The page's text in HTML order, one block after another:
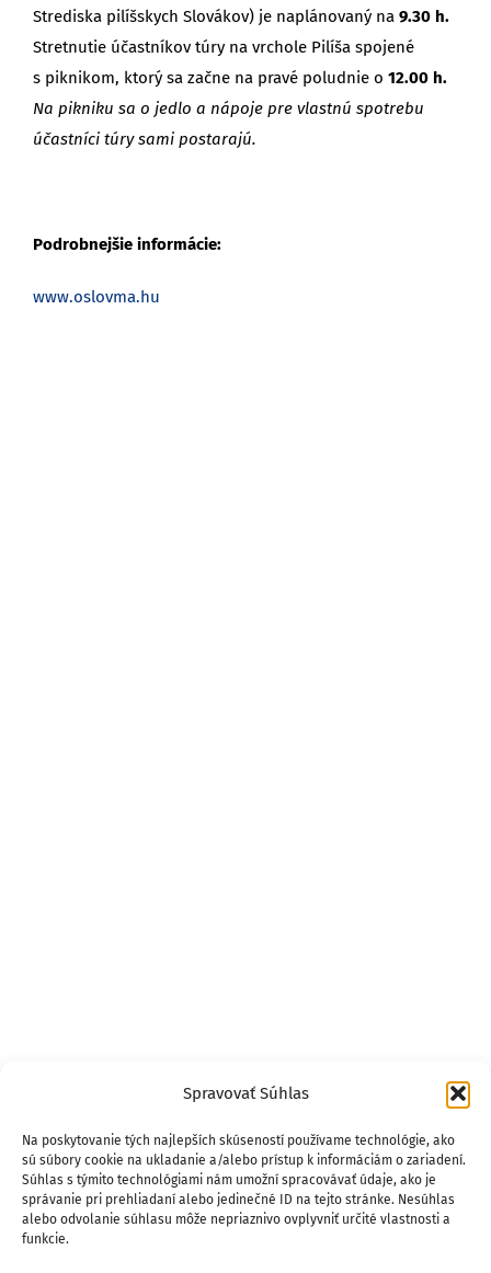
Spravovať Súhlas
Na poskytovanie tých najlepších skúseností používame technológie, ako
sú súbory cookie na ukladanie a/alebo prístup k informáciám o zariadení.
Súhlas s týmito technológiami nám umožní spracovávať údaje, ako je
správanie pri prehliadaní alebo jedinečné ID na tejto stránke. Nesúhlas
alebo odvolanie súhlasu môže nepriaznivo ovplyvniť určité vlastnosti a
funkcie.
Strediska pilíšskych Slovákov) je naplánovaný na 9.30 h.
Stretnutie účastníkov túry na vrchole Pilíša spojené
s piknikom, ktorý sa začne na pravé poludnie o 12.00 h.
Na pikniku sa o jedlo a nápoje pre vlastnú spotrebu
účastníci túry sami postarajú.
Podrobnejšie informácie:
www.oslovma.hu